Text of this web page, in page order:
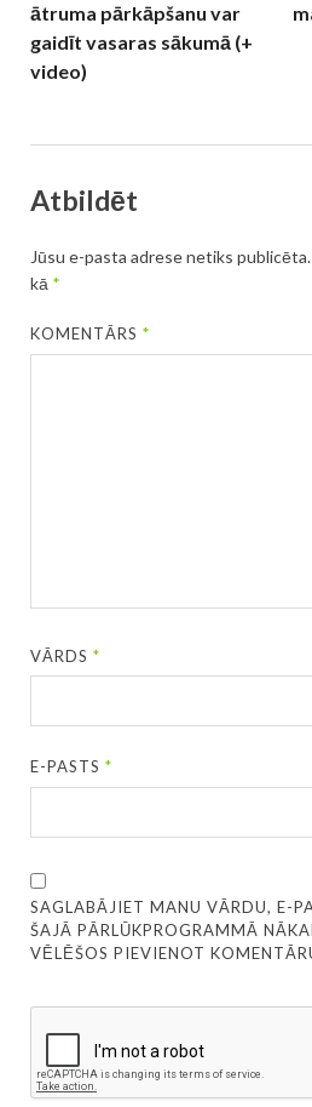
ātruma pārkāpšanu var
gaidīt vasaras sākumā (+
video)
Atbildēt
Jūsu e-pasta adrese netiks publicēta.
kā *
KOMENTĀRS*
VĀRDS*
E-PASTS*
SAGLABĀJIET MANU VĀRDU, E-
ŠAJĀ PĀRLŪKPROGRAMMĀ
VĒLĒŠOS PIEVIENOT